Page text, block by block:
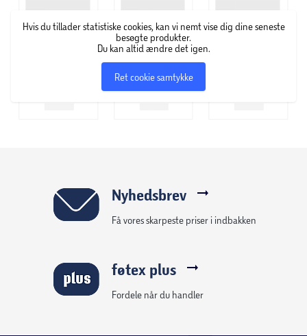
Hvis du tillader statistiske cookies, kan vi nemt vise dig dine seneste
besøgte produkter.
Du kan altid ændre det igen.
Ret cookie samtykke
Nyhedsbrev
Få vores skarpeste priser i indbakken
føtex plus
Fordele når du handler